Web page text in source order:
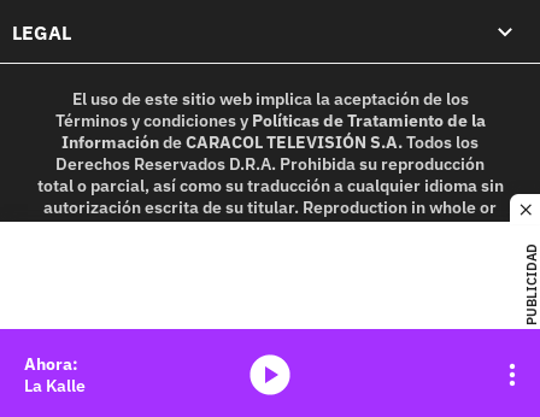
PUBLICIDAD
LEGAL
El uso de este sitio web implica la aceptación de los
Términos y condicionesy Políticas de Tratamiento de la
InformacióndeCARACOL TELEVISIÓN S.A.Todos los
Derechos Reservados D.R.A. Prohibida su reproducción
total o parcial, así como su traducción a cualquier idioma sin
autorización escrita de su titular. Reproduction in whole or
in part, or translation without written permission is
La Kalle